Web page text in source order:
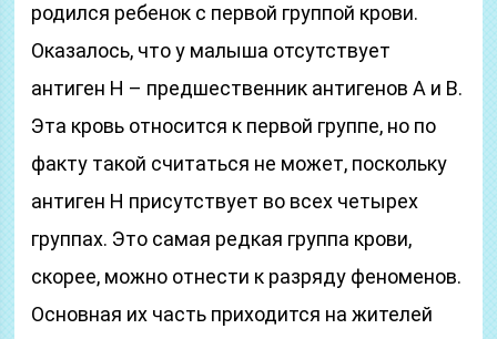
родился ребенок с первой группой крови.
Оказалось, что у малыша отсутствует
антиген Н – предшественник антигенов А и В.
Эта кровь относится к первой группе, но по
факту такой считаться не может, поскольку
антиген Н присутствует во всех четырех
группах. Это самая редкая группа крови,
скорее, можно отнести к разряду феноменов.
Основная их часть приходится на жителей